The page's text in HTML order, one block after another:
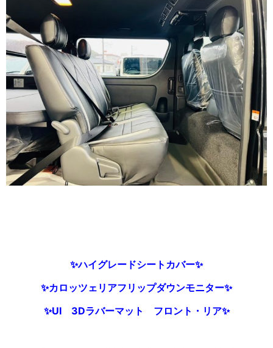
✨ハイグレードシートカバー✨
✨カロッツェリアフリップダウンモニター✨
✨UI 3Dラバーマット フロント・リア✨